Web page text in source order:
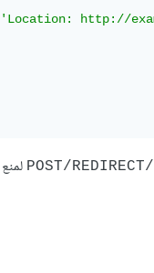
'Location: http://
POST/REDIRECT/